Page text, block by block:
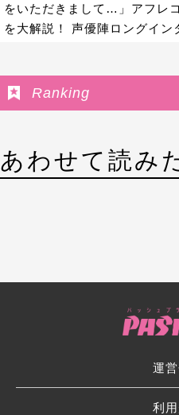
をいただきまして…」アフレ
を大解説！ 声優陣ロングイン
Ranking
あわせて読み
運
利